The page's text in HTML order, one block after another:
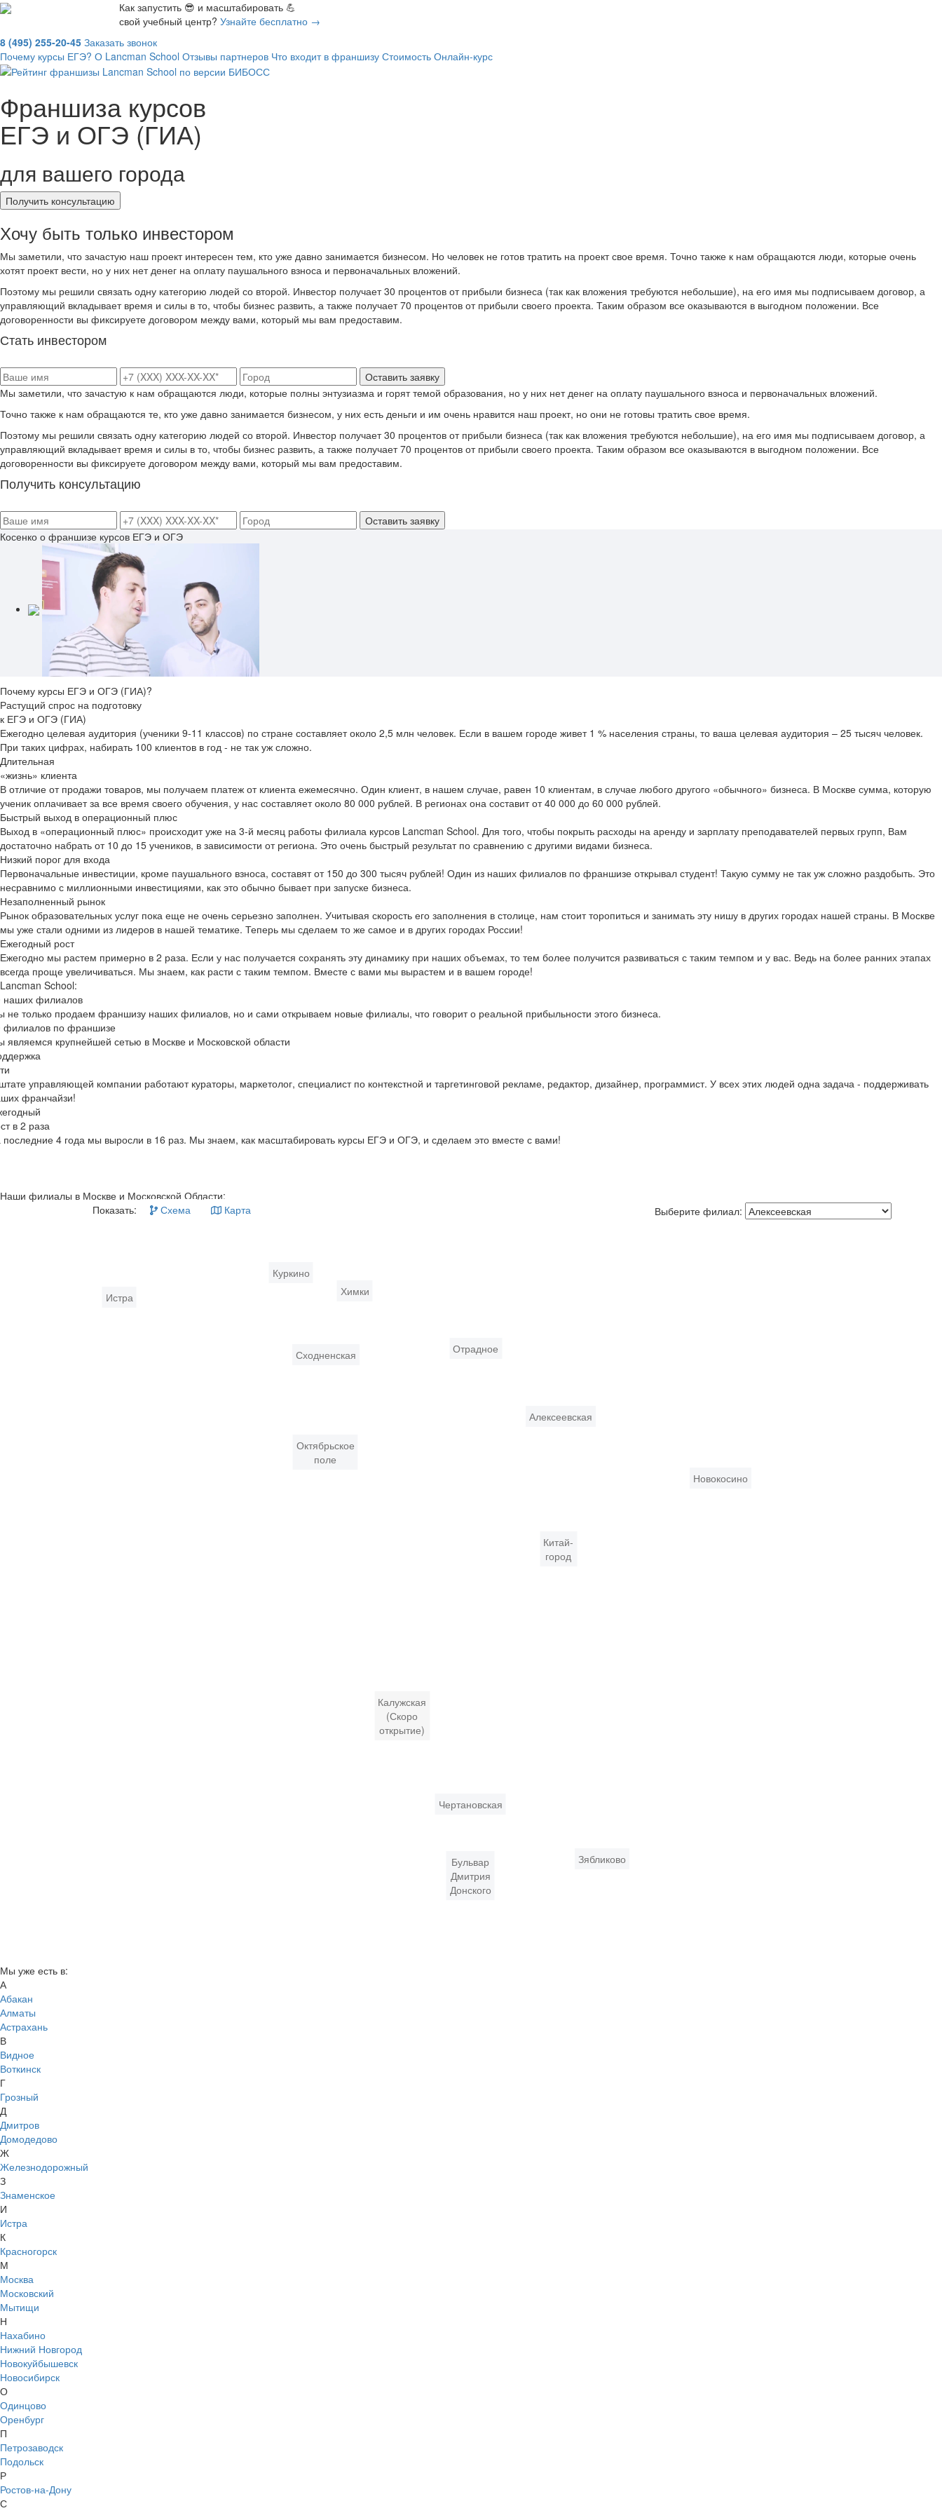
Как запустить 😎 и масштабировать 💪
свой учебный центр? Узнайте бесплатно →
8 (495) 255-20-45 Заказать звонок
Почему курсы ЕГЭ? О Lancman School Отзывы партнеров Что входит в франшизу Стоимость Онлайн-курс
Франшиза курсов
ЕГЭ и ОГЭ (ГИА)
для вашего города
Получить консультацию
Хочу быть только инвестором
Мы заметили, что зачастую наш проект интересен тем, кто уже давно занимается бизнесом. Но человек не готов тратить на проект свое время. Точно также к нам обращаются люди, которые очень
хотят проект вести, но у них нет денег на оплату паушального взноса и первоначальных вложений.
Поэтому мы решили связать одну категорию людей со второй. Инвестор получает 30 процентов от прибыли бизнеса (так как вложения требуются небольшие), на его имя мы подписываем договор, а
управляющий вкладывает время и силы в то, чтобы бизнес развить, а также получает 70 процентов от прибыли своего проекта. Таким образом все оказываются в выгодном положении. Все
договоренности вы фиксируете договором между вами, который мы вам предоставим.
Стать инвестором
Мы заметили, что зачастую к нам обращаются люди, которые полны энтузиазма и горят темой образования, но у них нет денег на оплату паушального взноса и первоначальных вложений.
Точно также к нам обращаются те, кто уже давно занимается бизнесом, у них есть деньги и им очень нравится наш проект, но они не готовы тратить свое время.
Поэтому мы решили связать одну категорию людей со второй. Инвестор получает 30 процентов от прибыли бизнеса (так как вложения требуются небольшие), на его имя мы подписываем договор, а
управляющий вкладывает время и силы в то, чтобы бизнес развить, а также получает 70 процентов от прибыли своего проекта. Таким образом все оказываются в выгодном положении. Все
договоренности вы фиксируете договором между вами, который мы вам предоставим.
Получить консультацию
Косенко о франшизе курсов ЕГЭ и ОГЭ
Почему курсы ЕГЭ и ОГЭ (ГИА)?
Растущий спрос на подготовку
к ЕГЭ и ОГЭ (ГИА)
Ежегодно целевая аудитория (ученики 9-11 классов) по стране составляет около 2,5 млн человек. Если в вашем городе живет 1 % населения страны, то ваша целевая аудитория – 25 тысяч человек.
При таких цифрах, набирать 100 клиентов в год - не так уж сложно.
Длительная
«жизнь» клиента
В отличие от продажи товаров, мы получаем платеж от клиента ежемесячно. Один клиент, в нашем случае, равен 10 клиентам, в случае любого другого «обычного» бизнеса. В Москве сумма, которую
ученик оплачивает за все время своего обучения, у нас составляет около 80 000 рублей. В регионах она составит от 40 000 до 60 000 рублей.
Быстрый выход в операционный плюс
Выход в «операционный плюс» происходит уже на 3-й месяц работы филиала курсов Lancman School. Для того, чтобы покрыть расходы на аренду и зарплату преподавателей первых групп, Вам
достаточно набрать от 10 до 15 учеников, в зависимости от региона. Это очень быстрый результат по сравнению с другими видами бизнеса.
Низкий порог для входа
Первоначальные инвестиции, кроме паушального взноса, составят от 150 до 300 тысяч рублей! Один из наших филиалов по франшизе открывал студент! Такую сумму не так уж сложно раздобыть. Это
несравнимо с миллионными инвестициями, как это обычно бывает при запуске бизнеса.
Незаполненный рынок
Рынок образовательных услуг пока еще не очень серьезно заполнен. Учитывая скорость его заполнения в столице, нам стоит торопиться и занимать эту нишу в других городах нашей страны. В Москве
мы уже стали одними из лидеров в нашей тематике. Теперь мы сделаем то же самое и в других городах России!
Ежегодный рост
Ежегодно мы растем примерно в 2 раза. Если у нас получается сохранять эту динамику при наших объемах, то тем более получится развиваться с таким темпом и у вас. Ведь на более ранних этапах
всегда проще увеличиваться. Мы знаем, как расти с таким темпом. Вместе с вами мы вырастем и в вашем городе!
Lancman School:
наших филиалов
не только продаем франшизу наших филиалов, но и сами открываем новые филиалы, что говорит о реальной прибыльности этого бизнеса.
филиалов по франшизе
являемся крупнейшей сетью в Москве и Московской области
управляющей компании работают кураторы, маркетолог, специалист по контекстной и таргетинговой рекламе, редактор, дизайнер, программист. У всех этих людей одна задача - поддерживать
франчайзи!
в 2 раза
последние 4 года мы выросли в 16 раз. Мы знаем, как масштабировать курсы ЕГЭ и ОГЭ, и сделаем это вместе с вами!
Наши филиалы в Москве и Московской Области:
Показать:
Схема Карта Выберите филиал:
Калужская
(Скоро
открытие)
Бульвар
Дмитрия
Донского
Алексеевская
Новокосино
Отрадное
Сходненская
Химки
Чертановская
Зябликово
Истра
Куркино
Китай-
город
Октябрьское
поле
Мы уже есть в:
А
Абакан
Алматы
Астрахань
В
Видное
Воткинск
Г
Грозный
Д
Дмитров
Домодедово
Ж
Железнодорожный
З
Знаменское
И
Истра
К
Красногорск
М
Москва
Московский
Мытищи
Н
Нахабино
Нижний Новгород
Новокуйбышевск
Новосибирск
О
Одинцово
Оренбург
П
Петрозаводск
Подольск
Р
Ростов-на-Дону
С